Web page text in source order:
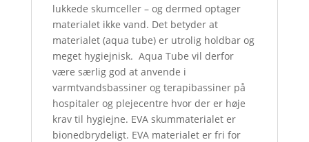
lukkede skumceller – og dermed optager
materialet ikke vand. Det betyder at
materialet (aqua tube) er utrolig holdbar og
meget hygiejnisk. Aqua Tube vil derfor
være særlig god at anvende i
varmtvandsbassiner og terapibassiner på
hospitaler og plejecentre hvor der er høje
krav til hygiejne. EVA skummaterialet er
bionedbrydeligt. EVA materialet er fri for